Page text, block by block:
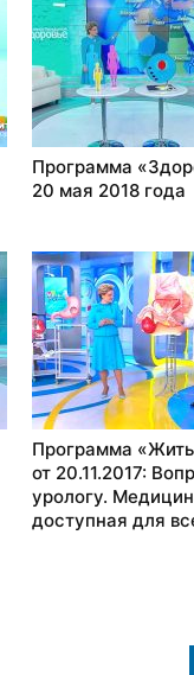
Программа
20 мая 2018 года
Программа
от 20.11.2017:
урологу.
доступная для